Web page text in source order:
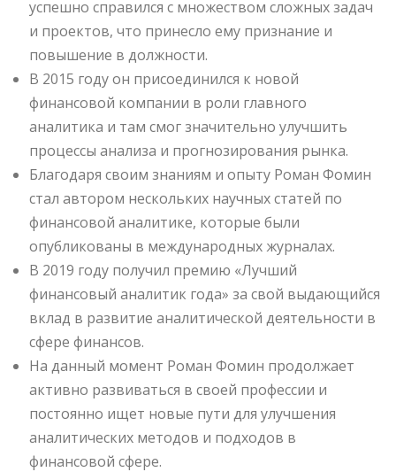
успешно справился с множеством сложных задач
и проектов, что принесло ему признание и
повышение в должности.
В 2015 году он присоединился к новой
финансовой компании в роли главного
аналитика и там смог значительно улучшить
процессы анализа и прогнозирования рынка.
Благодаря своим знаниям и опыту Роман Фомин
стал автором нескольких научных статей по
финансовой аналитике, которые были
опубликованы в международных журналах.
В 2019 году получил премию «Лучший
финансовый аналитик года» за свой выдающийся
вклад в развитие аналитической деятельности в
сфере финансов.
На данный момент Роман Фомин продолжает
активно развиваться в своей профессии и
постоянно ищет новые пути для улучшения
аналитических методов и подходов в
финансовой сфере.